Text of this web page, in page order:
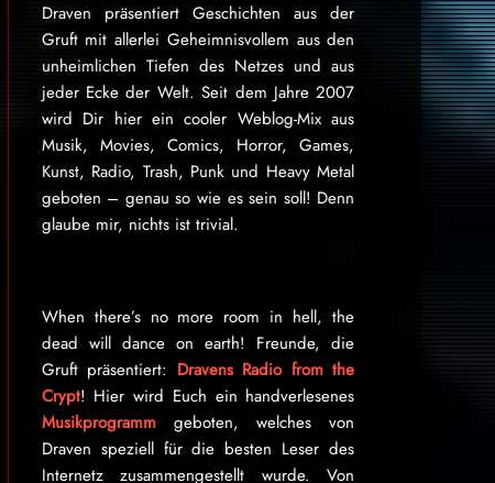
Draven präsentiert Geschichten aus der
Gruft mit allerlei Geheimnisvollem aus den
unheimlichen Tiefen des Netzes und aus
jeder Ecke der Welt. Seit dem Jahre 2007
wird Dir hier ein cooler Weblog-Mix aus
Musik, Movies, Comics, Horror, Games,
Kunst, Radio, Trash, Punk und Heavy Metal
geboten – genau so wie es sein soll! Denn
glaube mir, nichts ist trivial.
When there’s no more room in hell, the
dead will dance on earth! Freunde, die
Gruft präsentiert: Dravens Radio from the
Crypt! Hier wird Euch ein handverlesenes
Musikprogrammgeboten, welches von
Draven speziell für die besten Leser des
Internetz zu­sammen­ge­stellt wurde. Von